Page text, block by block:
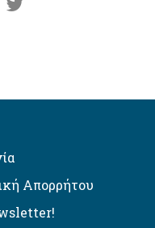
Απορρήτου